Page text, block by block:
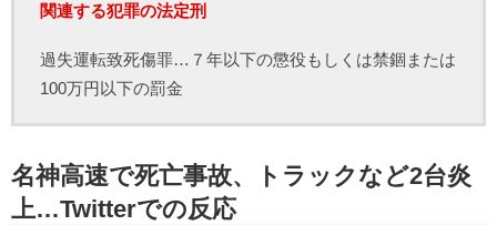
関連する犯罪の法定刑
過失運転致死傷罪…７年以下の懲役もしくは禁錮または
100万円以下の罰金
名神高速で死亡事故、トラックなど2台炎
上…Twitterでの反応